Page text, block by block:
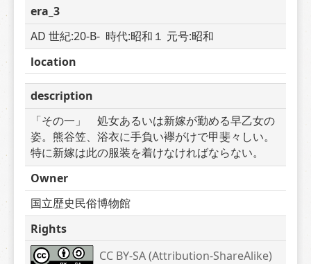
era_3
AD 世紀:20-B-  時代:昭和１ 元号:昭和
location
description
「その一」　処女あるいは新嫁が勤める早乙女の
姿。熊谷笠、浴衣に手負い襷がけで甲斐々しい。
特に新嫁は此の服装を着けなければならない。
Owner
国立歴史民俗博物館
Rights
CC BY-SA (Attribution-ShareAlike)